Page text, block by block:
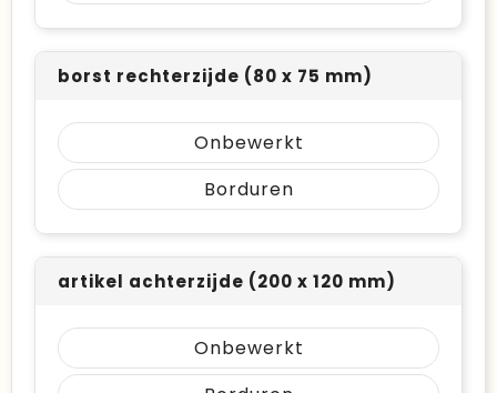
borst rechterzijde (80 x 75 mm)
Onbewerkt
Borduren
artikel achterzijde (200 x 120 mm)
Onbewerkt